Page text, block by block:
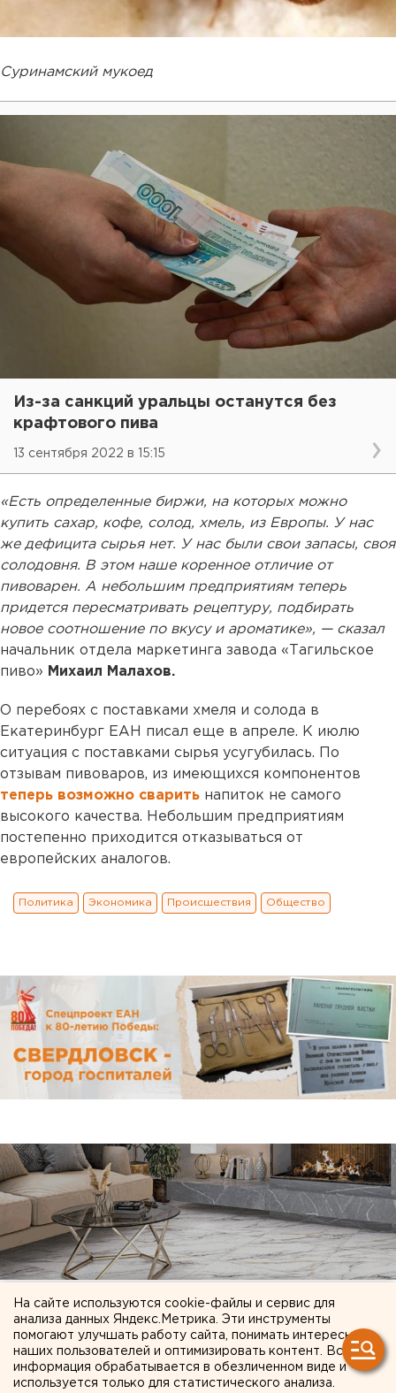
Суринамский мукоед
Из-за санкций уральцы останутся без
крафтового пива
13 сентября 2022 в 15:15
«Есть определенные биржи, на которых можно
купить сахар, кофе, солод, хмель, из Европы. У нас
же дефицита сырья нет. У нас были свои запасы, своя
солодовня. В этом наше коренное отличие от
пивоварен. А небольшим предприятиям теперь
придется пересматривать рецептуру, подбирать
новое соотношение по вкусу и ароматике», — сказал
начальник отдела маркетинга завода «Тагильское
пиво» Михаил Малахов.
О перебоях с поставками хмеля и солода в
Екатеринбург ЕАН писал еще в апреле. К июлю
ситуация с поставками сырья усугубилась. По
отзывам пивоваров, из имеющихся компонентов
теперь возможно сварить напиток не самого
высокого качества. Небольшим предприятиям
постепенно приходится отказываться от
европейских аналогов.
Политика Экономика Происшествия Общество
ЧИТАЙТЕ ТАКЖЕ:
На сайте используются cookie-файлы и сервис для
анализа данных Яндекс.Метрика. Эти инструменты
помогают улучшать работу сайта, понимать интересы
наших пользователей и оптимизировать контент. Вся
информация обрабатывается в обезличенном виде и
используется только для статистического анализа.